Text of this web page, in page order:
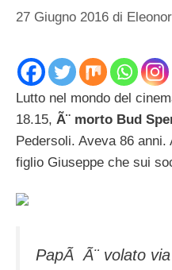
27 Giugno 2016 di
Lutto nel mondo del
18.15, Ã¨ morto Bud
Pedersoli. Aveva 86 anni.
figlio Giuseppe che sui
PapÃ Ã¨ volato